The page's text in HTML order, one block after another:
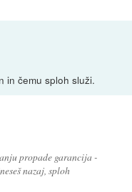
in čemu sploh služi.
propade garancija -
nazaj, sploh